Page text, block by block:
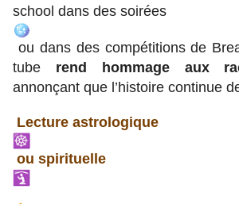
school dans des soirées
ou dans des compétitions de
tube rend hommage aux
annonçant que l’histoire continue
Lecture astrologique
ou spirituelle